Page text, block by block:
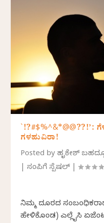
ಗಳಹುವಿರಾ!
Posted byಹೃಷಿಕೇಶ್
|ಸಂಪಿಗೆ ಸ್ಪೆಷಲ್|
ನಿಮ್ಮ ದೂರದ
ಹೇಳಿಕೊಂಡ) ಎಲ್ಲೈಸಿ